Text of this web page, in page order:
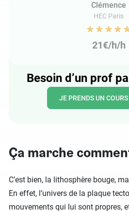
Clémence
HEC Paris
21€/h/h
Besoin d’un prof
JE PRENDS UN
Ça marche
C’est bien, la lithosphère bouge,
En effet, l’univers de la plaque
mouvements qui lui sont propres, et